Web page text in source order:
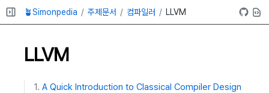
🪴Simonpedia 주제문서 컴파일러 LLVM
LLVM
A Quick Introduction to Classical Compiler Design